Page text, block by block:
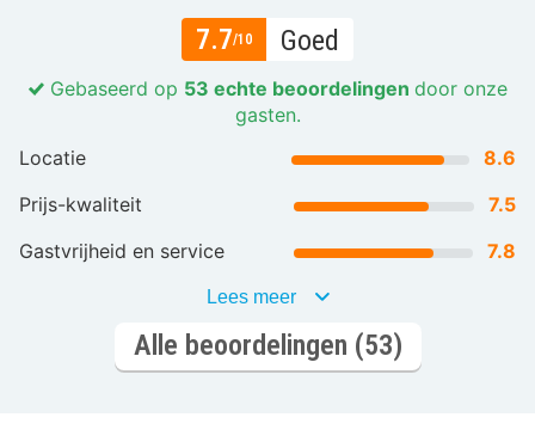
7.7/10 Goed
Gebaseerd op 53 echte beoordelingen door onze
gasten.
Locatie
8.6
Prijs-kwaliteit
7.5
Gastvrijheid en service
7.8
Lees meer
Alle beoordelingen (53)